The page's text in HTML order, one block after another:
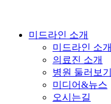
Close
미드라인 소개
미드라인 소개
의료진 소개
병원 둘러보기
미디어&뉴스
오시는길